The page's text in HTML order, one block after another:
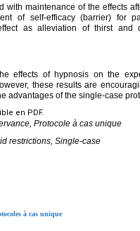
with maintenance of the effects
of self-efficacy (barrier) for
as alleviation of thirst and
effects of hypnosis on the
these results are
advantages of the single-case
en PDF.
Protocole à cas unique
restrictions, Single-case
à cas unique